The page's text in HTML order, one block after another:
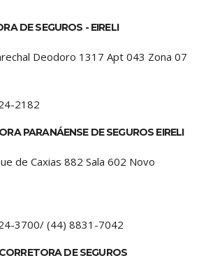
DE SEGUROS - EIRELI
Deodoro 1317 Apt 043 Zona 07
2182
PARANÁENSE DE SEGUROS EIRELI
de Caxias 882 Sala 602 Novo
3700/ (44) 8831-7042
DE SEGUROS